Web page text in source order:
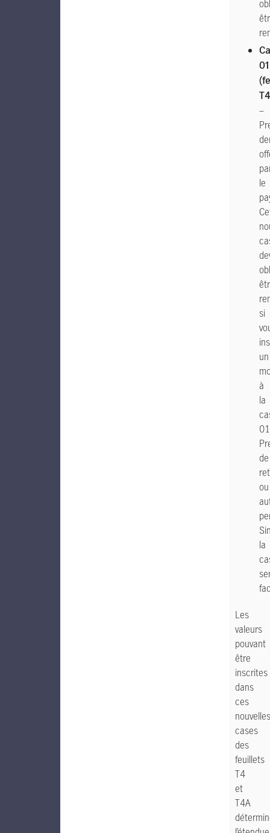
–
le
si
un
à
la
de
ou
la
Les
valeurs
pouvant
être
inscrites
dans
ces
nouvelles
cases
des
feuillets
T4
et
T4A